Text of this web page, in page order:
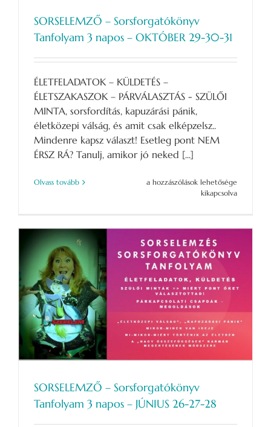
SORSELEMZŐ – Sorsforgatókönyv
Tanfolyam 3 napos – OKTÓBER 29-30-31
ÉLETFELADATOK – KÜLDETÉS –
ÉLETSZAKASZOK – PÁRVÁLASZTÁS - SZÜLŐI
MINTA, sorsfordítás, kapuzárási pánik,
életközepi válság, és amit csak elképzelsz..
Mindenre kapsz választ! Esetleg pont NEM
ÉRSZ RÁ? Tanulj, amikor jó neked [...]
Olvass tovább
SORSELEMZŐ
–
OKTÓBER
29-
30-
31
bejegyzéshez
a hozzászólások lehetősége
kikapcsolva
SORSELEMZŐ – Sorsforgatókönyv
Tanfolyam 3 napos – JÚNIUS 26-27-28